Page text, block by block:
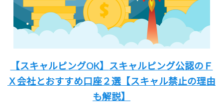
【スキャルピングOK】 スキャルピング公認のＦ
Ｘ会社とおすすめ口座２選 【スキャル禁止の理由
も解説】